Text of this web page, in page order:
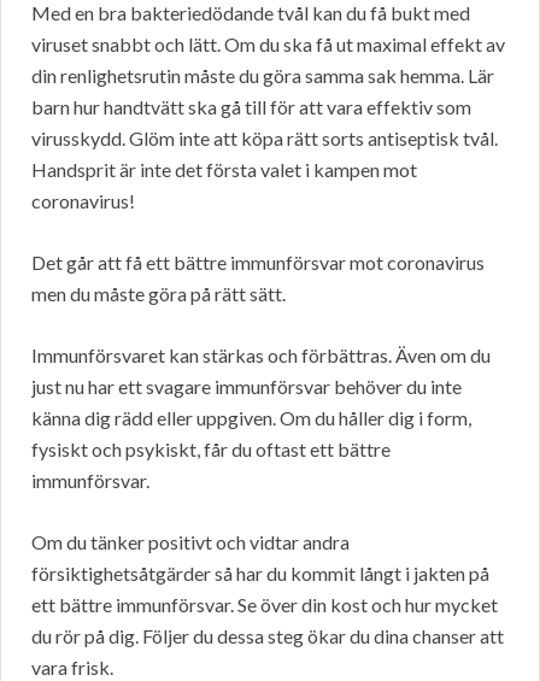
Med en bra bakteriedödande tvål kan du få bukt med
viruset snabbt och lätt. Om du ska få ut maximal effekt av
din renlighetsrutin måste du göra samma sak hemma. Lär
barn hur handtvätt ska gå till för att vara effektiv som
virusskydd. Glöm inte att köpa rätt sorts antiseptisk tvål.
Handsprit är inte det första valet i kampen mot
coronavirus!
Det går att få ett bättre immunförsvar mot coronavirus
men du måste göra på rätt sätt.
Immunförsvaret kan stärkas och förbättras. Även om du
just nu har ett svagare immunförsvar behöver du inte
känna dig rädd eller uppgiven. Om du håller dig i form,
fysiskt och psykiskt, får du oftast ett bättre
immunförsvar.
Om du tänker positivt och vidtar andra
försiktighetsåtgärder så har du kommit långt i jakten på
ett bättre immunförsvar. Se över din kost och hur mycket
du rör på dig. Följer du dessa steg ökar du dina chanser att
vara frisk.